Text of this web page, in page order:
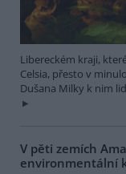
Libereckém kraji,
Celsia, přesto v
Dušana Milky k nim
V pěti zemích
environmentální